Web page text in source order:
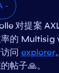
-
对提案
的 Multisig
问 explorer
帖子🙏。